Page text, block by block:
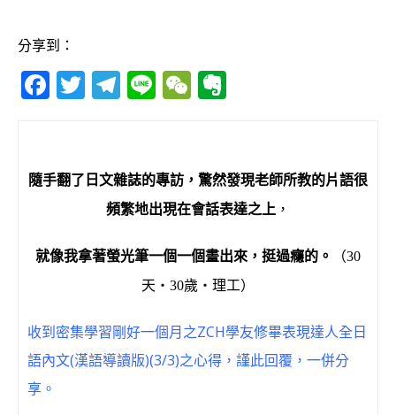
分享到：
F
e
b
o
T
te
r
T
g
ra
m
Li W
h
at
r
n
o
te
隨手翻了日文雜誌的專訪，驚然發現老師所教的片語很
頻繁地出現在會話表達之上 ，
就像我拿著螢光筆一個一個畫出來，挺過癮的。
（30
天‧30歲‧理工）
收到密集學習剛好一個月之ZCH學友修畢表現達人全日
語內文(漢語導讀版)(3/3)之心得，謹此回覆，一併分
享。